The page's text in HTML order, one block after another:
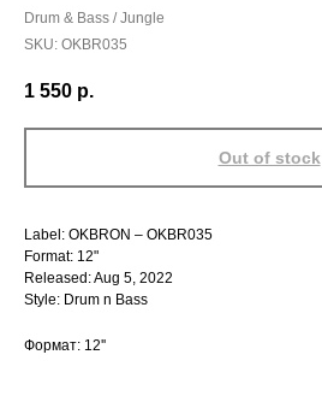
Drum & Bass / Jungle
SKU: OKBR035
1 550 р.
Out of stock
Label: OKBRON – OKBR035
Format: 12"
Released: Aug 5, 2022
Style: Drum n Bass
Формат: 12''